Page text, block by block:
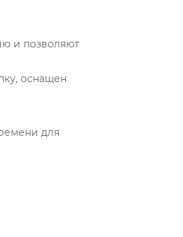
и позволяют
оснащен
для